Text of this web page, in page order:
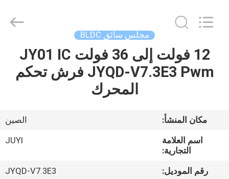
منزل
أشرطة
فيديو
حول
Technology
Reserved.
مجلس سائق BLDC
12 فولت إلى 36 فولت JY01 IC
JYQD-V7.3E3 Pwm فرش تحكم
المحرك
مكان المنشأ:
الصين
اسم العلامة
التجارية:
JUYI
رقم الموديل:
JYQD-V7.3E3